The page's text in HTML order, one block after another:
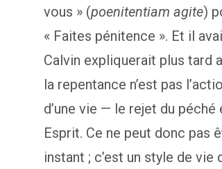
vous » (poenitentiam agite)
« Faites pénitence ». Et il
Calvin expliquerait plus tard
la repentance n’est pas
d’une vie — le rejet du
Esprit. Ce ne peut donc pas
instant ; c’est un style de vie